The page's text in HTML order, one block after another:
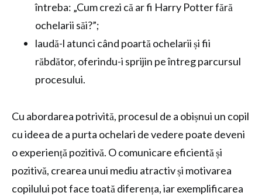
întreba: „Cum crezi că ar fi Harry Potter fără
ochelarii săi?”;
laudă-l atunci când poartă ochelarii și fii
răbdător, oferindu-i sprijin pe întreg parcursul
procesului.
Cu abordarea potrivită, procesul de a obișnui un copil
cu ideea de a purta ochelari de vedere poate deveni
o experiență pozitivă. O comunicare eficientă și
pozitivă, crearea unui mediu atractiv și motivarea
copilului pot face toată diferența, iar exemplificarea